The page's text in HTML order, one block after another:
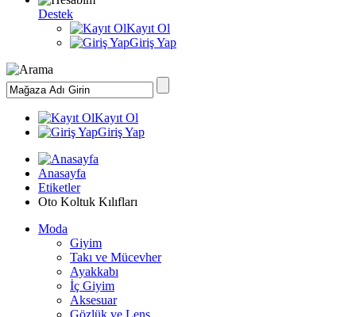
Destek
Kayıt Ol
Giriş Yap
Kayıt Ol
Giriş Yap
Anasayfa
Etiketler
Oto Koltuk Kılıfları
Moda
Giyim
Takı ve Mücevher
Ayakkabı
İç Giyim
Aksesuar
Gözlük ve Lens